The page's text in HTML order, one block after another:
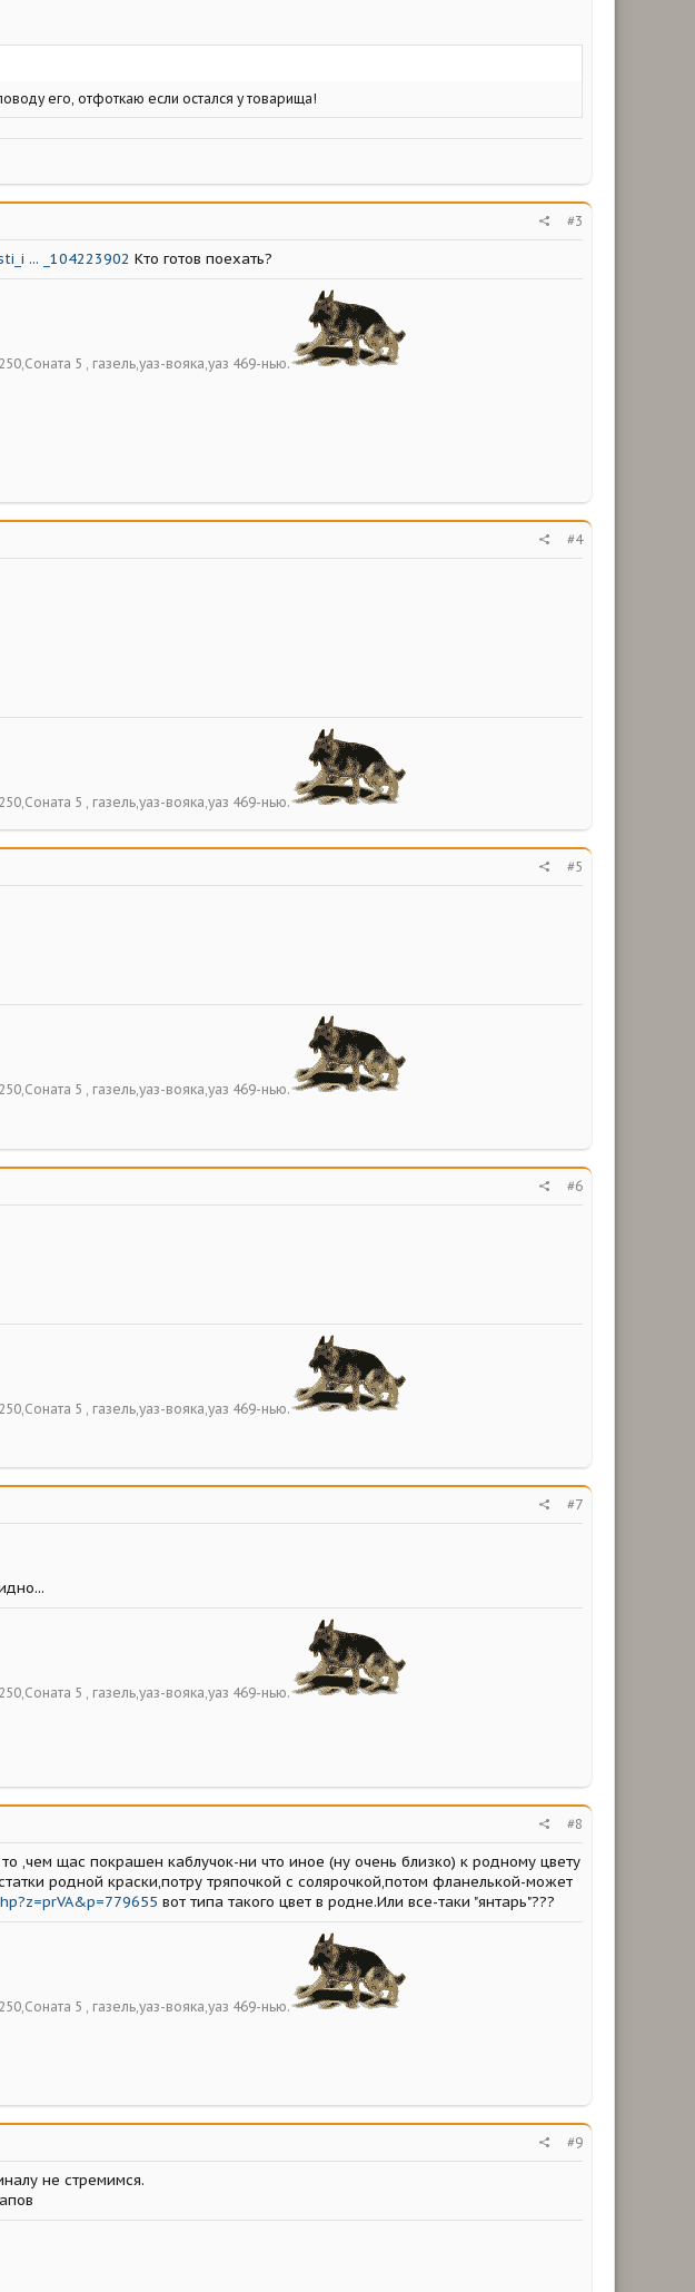
его, отфоткаю если остался у товарища!
#3
... _104223902 Кто готов поехать?
5 , газель,уаз-вояка,уаз 469-нью.
#4
5 , газель,уаз-вояка,уаз 469-нью.
#5
5 , газель,уаз-вояка,уаз 469-нью.
#6
5 , газель,уаз-вояка,уаз 469-нью.
#7
5 , газель,уаз-вояка,уаз 469-нью.
#8
,чем щас покрашен каблучок-ни что иное (ну очень близко) к родному цвету
родной краски,потру тряпочкой с солярочкой,потом фланелькой-может
вот типа такого цвет в родне.Или все-таки "янтарь"???
5 , газель,уаз-вояка,уаз 469-нью.
#9
не стремимся.